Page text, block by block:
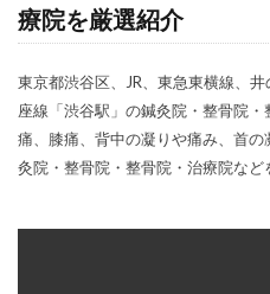
療院を厳選紹介
東京都渋谷区、JR、東急東横線、
座線「渋谷駅」の鍼灸院・整骨院
痛、膝痛、背中の凝りや痛み、首
灸院・整骨院・整骨院・治療院など